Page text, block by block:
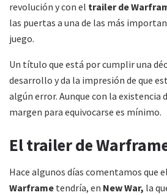
revolución y con el trailer de
las puertas a una de las más
juego.
Un título que está por cumplir una
desarrollo y da la impresión de que
algún error. Aunque con la existencia
margen para equivocarse es mínimo.
El trailer de
Hace algunos días comentamos que el
Warframe tendría, en New War, la